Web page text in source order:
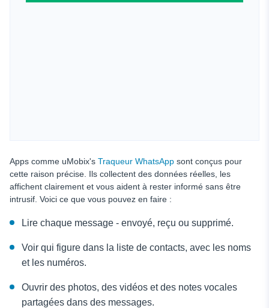
Apps comme uMobix's Traqueur WhatsApp sont conçus pour
cette raison précise. Ils collectent des données réelles, les
affichent clairement et vous aident à rester informé sans être
intrusif. Voici ce que vous pouvez en faire :
Lire chaque message - envoyé, reçu ou supprimé.
Voir qui figure dans la liste de contacts, avec les noms
et les numéros.
Ouvrir des photos, des vidéos et des notes vocales
partagées dans des messages.